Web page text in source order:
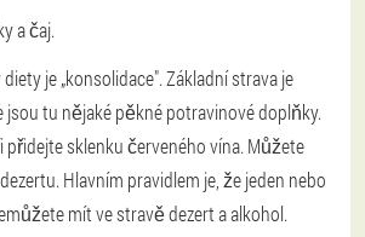
a čaj.
je „konsolidace". Základní strava je
jsou tu nějaké pěkné potravinové doplňky.
přidejte sklenku červeného vína. Můžete
Hlavním pravidlem je, že jeden nebo
mít ve stravě dezert a alkohol.